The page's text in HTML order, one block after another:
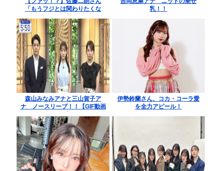
「もうフジとは関わりたくな
しいです！」
乳！！
森山みなみアナと三山賀子ア
ナ ノースリーブ！！【GIF動画
伊勢鈴蘭さん、コカ・コーラ愛
を全力アピール！